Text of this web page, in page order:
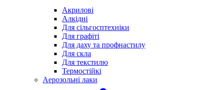
Акрилові
Алкідні
Для cільгосптехніки
Для графіті
Для даху та профнастилу
Для скла
Для текстилю
Термостійкі
Аерозольні лаки